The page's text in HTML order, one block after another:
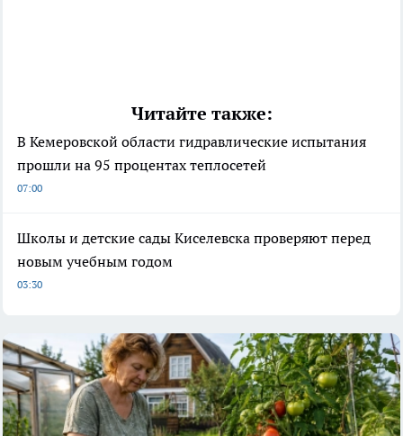
Читайте также:
В Кемеровской области гидравлические испытания
прошли на 95 процентах теплосетей
07:00
Школы и детские сады Киселевска проверяют перед
новым учебным годом
03:30